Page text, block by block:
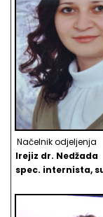
Načelnik odjeljenja
Irejiz dr. Nedžada
spec. internista,